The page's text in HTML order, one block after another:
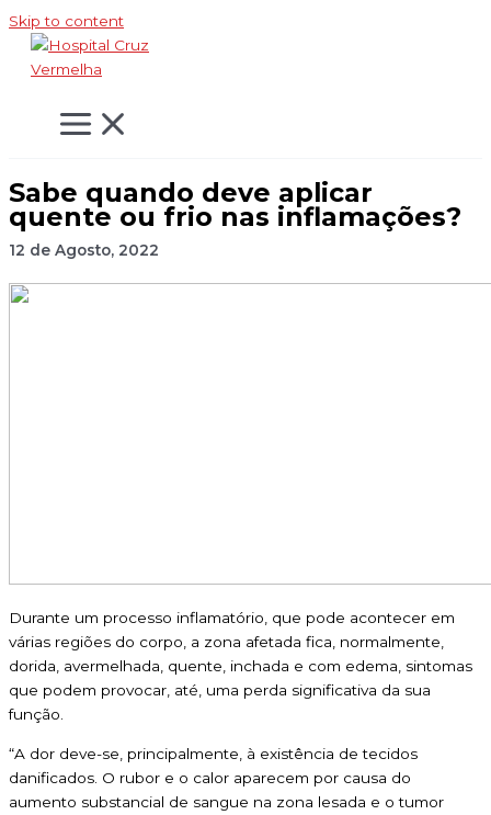
Skip to content
Sabe quando deve aplicar
quente ou frio nas inflamações?
12 de Agosto, 2022
Durante um processo inflamatório, que pode acontecer em
várias regiões do corpo, a zona afetada fica, normalmente,
dorida, avermelhada, quente, inchada e com edema, sintomas
que podem provocar, até, uma perda significativa da sua
função.
“A dor deve-se, principalmente, à existência de tecidos
danificados. O rubor e o calor aparecem por causa do
aumento substancial de sangue na zona lesada e o tumor